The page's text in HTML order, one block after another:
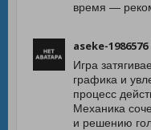
время —
aseke-1986576
Игра
графика и
процесс
Механика
и решению